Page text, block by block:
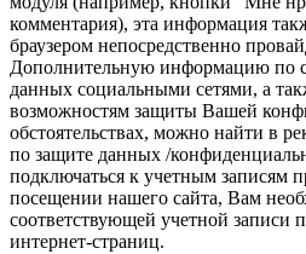
комментария), эта информация
браузером непосредственно
Дополнительную информацию по
данных социальными сетями, а
возможностям защиты Вашей
обстоятельствах, можно найти в
по защите данных /
подключаться к учетным записям
посещении нашего сайта, Вам
соответствующей учетной записи
интернет-страниц.